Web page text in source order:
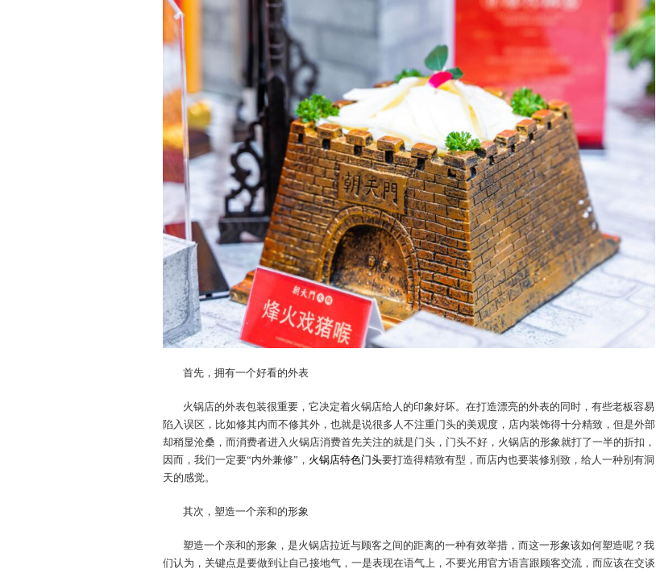
首先，拥有一个好看的外表
火锅店的外表包装很重要，它决定着火锅店给人的印象好坏。在打造漂亮的外表的同时，有些老板容易
陷入误区，比如修其内而不修其外，也就是说很多人不注重门头的美观度，店内装饰得十分精致，但是外部
却稍显沧桑，而消费者进入火锅店消费首先关注的就是门头，门头不好，火锅店的形象就打了一半的折扣，
因而，我们一定要“内外兼修”， 火锅店特色门头要打造得精致有型，而店内也要装修别致，给人一种别有洞
天的感觉。
其次，塑造一个亲和的形象
塑造一个亲和的形象，是火锅店拉近与顾客之间的距离的一种有效举措，而这一形象该如何塑造呢？我
们认为，关键点是要做到让自己接地气，一是表现在语气上，不要光用官方语言跟顾客交流，而应该在交谈